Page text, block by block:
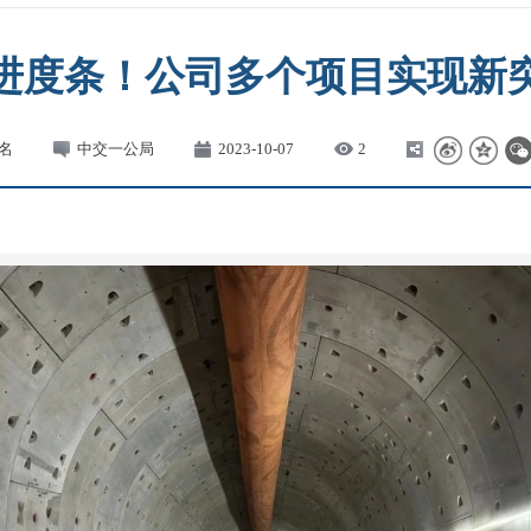
度条！公司多个项目实现
中交一公局 2023-10-07 2